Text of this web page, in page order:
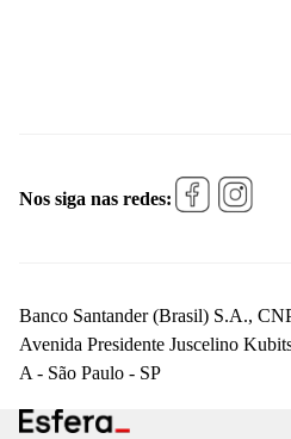
Nos siga nas redes:
Banco Santander (Brasil) S.A.,
Avenida Presidente Juscelino
A - São Paulo - SP